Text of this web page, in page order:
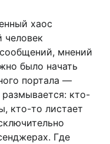
хаос
мнений
было начать
портала —
кто-
кто-то листает
Где